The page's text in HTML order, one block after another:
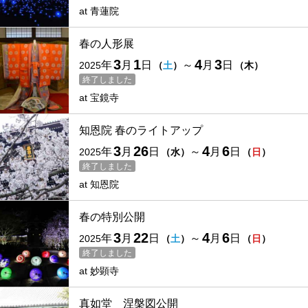
at 青蓮院
春の人形展
終了しました
2025年3月 1日 （土） ～ 4月 3日 （木）
at 宝鏡寺
知恩院 春のライトアップ
終了しました
2025年3月 26日 （水） ～ 4月 6日 （日 ）
at 知恩院
春の特別公開
終了しました
2025年3月 22日 （土） ～ 4月 6日 （日 ）
at 妙顕寺
真如堂 涅槃図公開